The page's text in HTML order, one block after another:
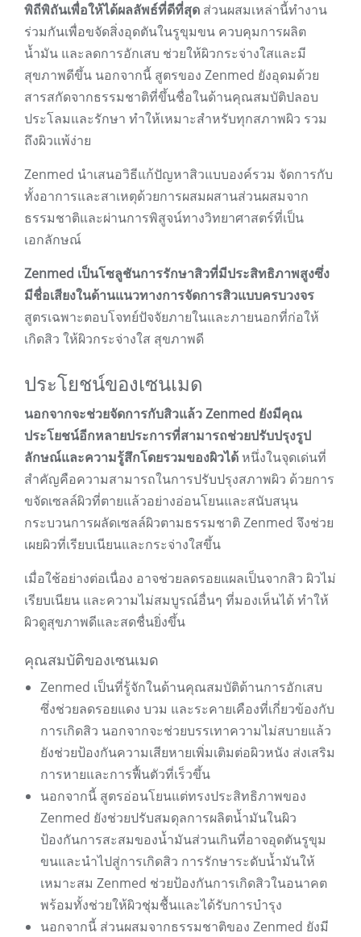
พิถีพิถันเพื่อให้ได้ผลลัพธ์ที่ดีที่สุด ส่วนผสมเหล่านี้ทำงาน
ร่วมกันเพื่อขจัดสิ่งอุดตันในรูขุมขน ควบคุมการผลิต
น้ำมัน และลดการอักเสบ ช่วยให้ผิวกระจ่างใสและมี
สุขภาพดีขึ้น นอกจากนี้ สูตรของ Zenmed ยังอุดมด้วย
สารสกัดจากธรรมชาติที่ขึ้นชื่อในด้านคุณสมบัติปลอบ
ประโลมและรักษา ทำให้เหมาะสำหรับทุกสภาพผิว รวม
ถึงผิวแพ้ง่าย
Zenmed นำเสนอวิธีแก้ปัญหาสิวแบบองค์รวม จัดการกับ
ทั้งอาการและสาเหตุด้วยการผสมผสานส่วนผสมจาก
ธรรมชาติและผ่านการพิสูจน์ทางวิทยาศาสตร์ที่เป็น
เอกลักษณ์
Zenmed เป็นโซลูชันการรักษาสิวที่มีประสิทธิภาพสูงซึ่ง
มีชื่อเสียงในด้านแนวทางการจัดการสิวแบบครบวงจร
สูตรเฉพาะตอบโจทย์ปัจจัยภายในและภายนอกที่ก่อให้
เกิดสิว ให้ผิวกระจ่างใส สุขภาพดี
ประโยชน์ของเซนเมด
นอกจากจะช่วยจัดการกับสิวแล้ว Zenmed ยังมีคุณ
ประโยชน์อีกหลายประการที่สามารถช่วยปรับปรุงรูป
ลักษณ์และความรู้สึกโดยรวมของผิวได้ หนึ่งในจุดเด่นที่
สำคัญคือความสามารถในการปรับปรุงสภาพผิว ด้วยการ
ขจัดเซลล์ผิวที่ตายแล้วอย่างอ่อนโยนและสนับสนุน
กระบวนการผลัดเซลล์ผิวตามธรรมชาติ Zenmed จึงช่วย
เผยผิวที่เรียบเนียนและกระจ่างใสขึ้น
เมื่อใช้อย่างต่อเนื่อง อาจช่วยลดรอยแผลเป็นจากสิว ผิวไม่
เรียบเนียน และความไม่สมบูรณ์อื่นๆ ที่มองเห็นได้ ทำให้
ผิวดูสุขภาพดีและสดชื่นยิ่งขึ้น
คุณสมบัติของเซนเมด
Zenmed เป็นที่รู้จักในด้านคุณสมบัติต้านการอักเสบ
ซึ่งช่วยลดรอยแดง บวม และระคายเคืองที่เกี่ยวข้องกับ
การเกิดสิว นอกจากจะช่วยบรรเทาความไม่สบายแล้ว
ยังช่วยป้องกันความเสียหายเพิ่มเติมต่อผิวหนัง ส่งเสริม
การหายและการฟื้นตัวที่เร็วขึ้น
นอกจากนี้ สูตรอ่อนโยนแต่ทรงประสิทธิภาพของ
Zenmed ยังช่วยปรับสมดุลการผลิตน้ำมันในผิว
ป้องกันการสะสมของน้ำมันส่วนเกินที่อาจอุดตันรูขุม
ขนและนำไปสู่การเกิดสิว การรักษาระดับน้ำมันให้
เหมาะสม Zenmed ช่วยป้องกันการเกิดสิวในอนาคต
พร้อมทั้งช่วยให้ผิวชุ่มชื้นและได้รับการบำรุง
นอกจากนี้ ส่วนผสมจากธรรมชาติของ Zenmed ยังมี